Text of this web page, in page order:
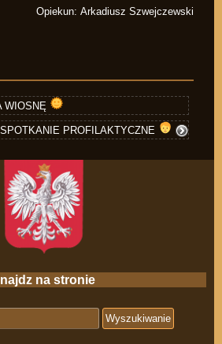
Opiekun: Arkadiusz Szwejczewski
WIOSNĘ
SPOTKANIE PROFILAKTYCZNE
na stronie